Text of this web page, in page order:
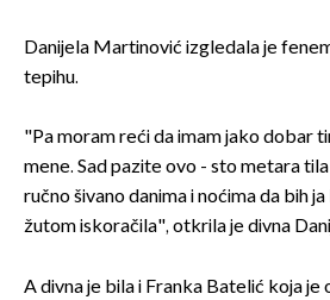
Danijela Martinović izgledala je
tepihu.
"Pa moram reći da imam jako dobar
mene. Sad pazite ovo - sto metara
ručno šivano danima i noćima da bih
žutom iskoračila", otkrila je divna
A divna je bila i Franka Batelić koja je